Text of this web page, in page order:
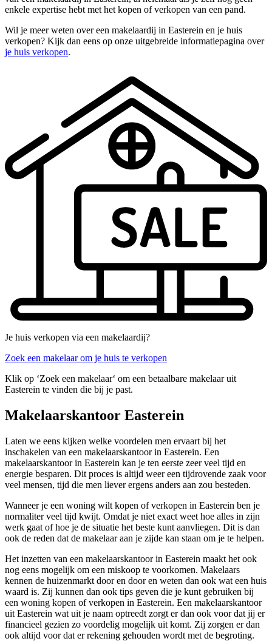
enkele expertise hebt met het kopen of verkopen van een pand.
Wil je meer weten over een makelaardij in Easterein en je huis
verkopen? Kijk dan eens op onze uitgebreide informatiepagina over
je huis verkopen.
Je huis verkopen via een makelaardij?
Zoek een makelaar om je huis te verkopen
Klik op ‘Zoek een makelaar‘ om een betaalbare makelaar uit
Easterein te vinden die bij je past.
Makelaarskantoor Easterein
Laten we eens kijken welke voordelen men ervaart bij het
inschakelen van een makelaarskantoor in Easterein. Een
makelaarskantoor in Easterein kan je ten eerste zeer veel tijd en
energie besparen. Dit proces is altijd weer een tijdrovende zaak voor
veel mensen, tijd die men liever ergens anders aan zou besteden.
Wanneer je een woning wilt kopen of verkopen in Easterein ben je
normaliter veel tijd kwijt. Omdat je niet exact weet hoe alles in zijn
werk gaat of hoe je de situatie het beste kunt aanvliegen. Dit is dan
ook de reden dat de makelaar aan je zijde kan staan om je te helpen.
Het inzetten van een makelaarskantoor in Easterein maakt het ook
nog eens mogelijk om een miskoop te voorkomen. Makelaars
kennen de huizenmarkt door en door en weten dan ook wat een huis
waard is. Zij kunnen dan ook tips geven die je kunt gebruiken bij
een woning kopen of verkopen in Easterein. Een makelaarskantoor
uit Easterein wat uit je naam optreedt zorgt er dan ook voor dat jij er
financieel gezien zo voordelig mogelijk uit komt. Zij zorgen er dan
ook altijd voor dat er rekening gehouden wordt met de begroting.